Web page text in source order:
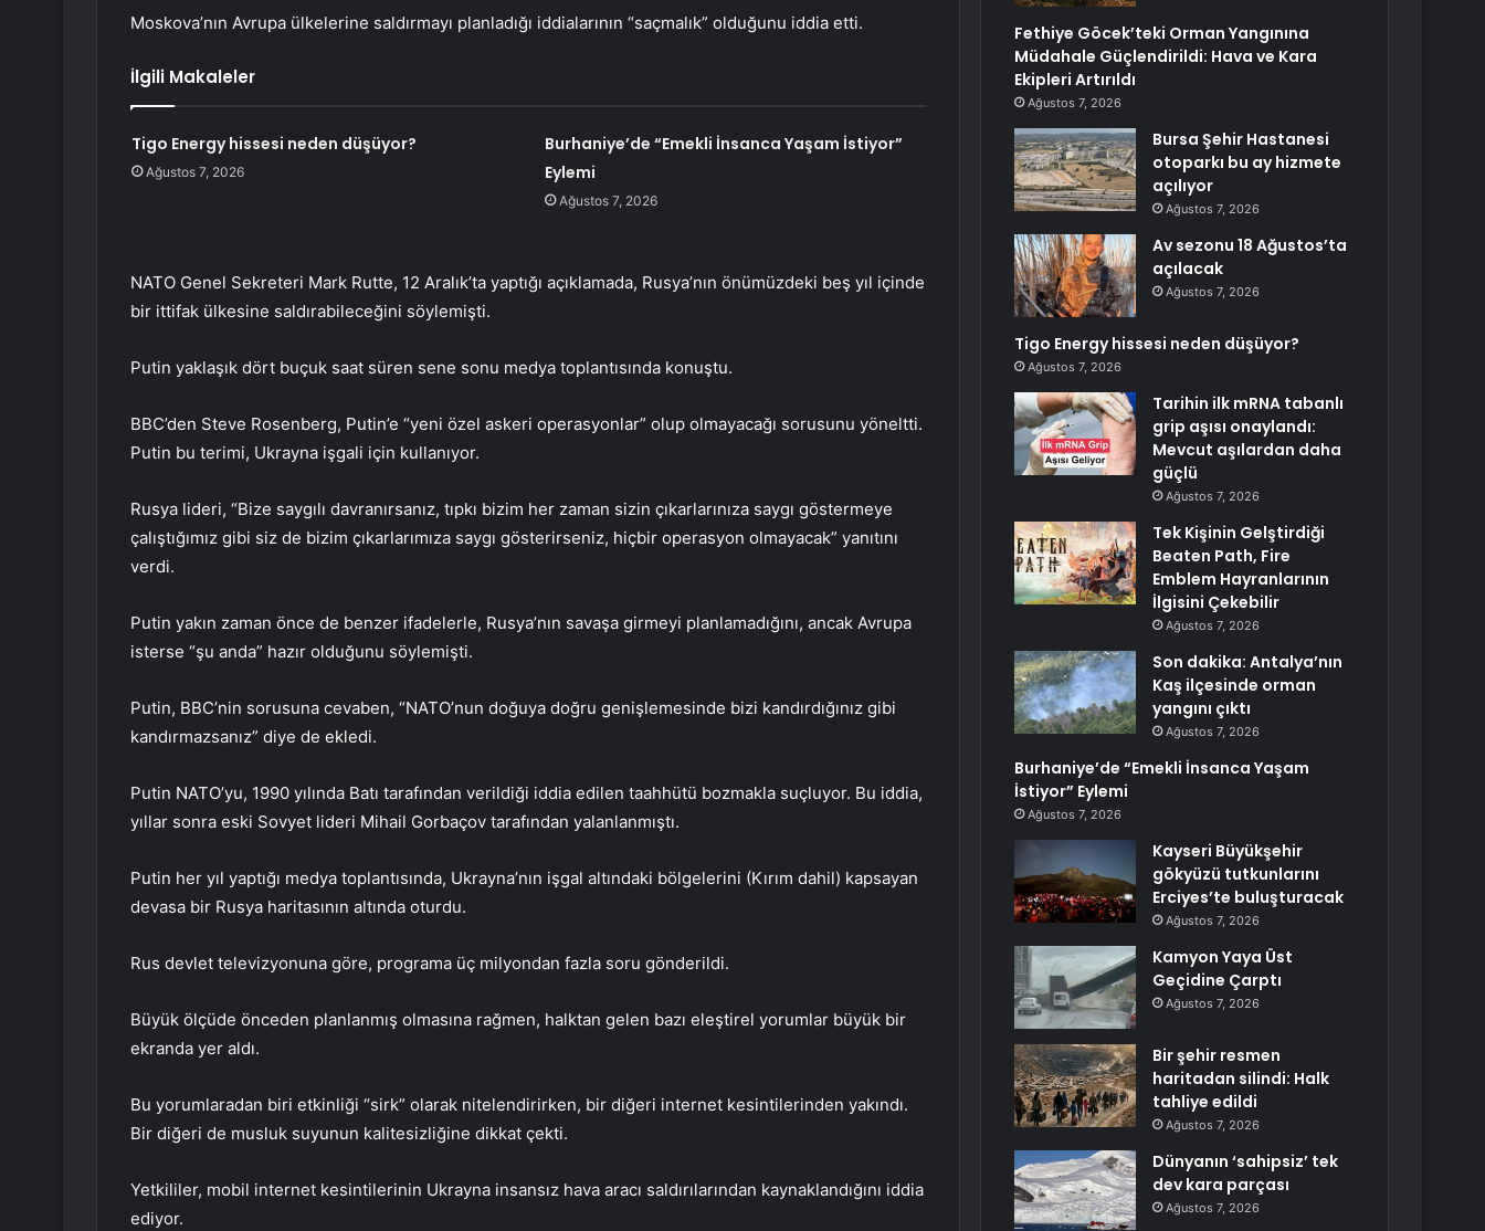
Moskova’nın Avrupa ülkelerine saldırmayı planladığı iddialarının “saçmalık” olduğunu iddia etti.
İlgili Makaleler
Tigo Energy hissesi neden düşüyor?
Ağustos 7, 2026
Burhaniye’de “Emekli İnsanca Yaşam İstiyor”
Eylemi
Ağustos 7, 2026
NATO Genel Sekreteri Mark Rutte, 12 Aralık’ta yaptığı açıklamada, Rusya’nın önümüzdeki beş yıl içinde
bir ittifak ülkesine saldırabileceğini söylemişti.
Putin yaklaşık dört buçuk saat süren sene sonu medya toplantısında konuştu.
BBC’den Steve Rosenberg, Putin’e “yeni özel askeri operasyonlar” olup olmayacağı sorusunu yöneltti.
Putin bu terimi, Ukrayna işgali için kullanıyor.
Rusya lideri, “Bize saygılı davranırsanız, tıpkı bizim her zaman sizin çıkarlarınıza saygı göstermeye
çalıştığımız gibi siz de bizim çıkarlarımıza saygı gösterirseniz, hiçbir operasyon olmayacak” yanıtını
verdi.
Putin yakın zaman önce de benzer ifadelerle, Rusya’nın savaşa girmeyi planlamadığını, ancak Avrupa
isterse “şu anda” hazır olduğunu söylemişti.
Putin, BBC’nin sorusuna cevaben, “NATO’nun doğuya doğru genişlemesinde bizi kandırdığınız gibi
kandırmazsanız” diye de ekledi.
Putin NATO’yu, 1990 yılında Batı tarafından verildiği iddia edilen taahhütü bozmakla suçluyor. Bu iddia,
yıllar sonra eski Sovyet lideri Mihail Gorbaçov tarafından yalanlanmıştı.
Putin her yıl yaptığı medya toplantısında, Ukrayna’nın işgal altındaki bölgelerini (Kırım dahil) kapsayan
devasa bir Rusya haritasının altında oturdu.
Rus devlet televizyonuna göre, programa üç milyondan fazla soru gönderildi.
Büyük ölçüde önceden planlanmış olmasına rağmen, halktan gelen bazı eleştirel yorumlar büyük bir
ekranda yer aldı.
Bu yorumlaradan biri etkinliği “sirk” olarak nitelendirirken, bir diğeri internet kesintilerinden yakındı.
Bir diğeri de musluk suyunun kalitesizliğine dikkat çekti.
Yetkililer, mobil internet kesintilerinin Ukrayna insansız hava aracı saldırılarından kaynaklandığını iddia
ediyor.
Fethiye Göcek’teki Orman Yangınına
Müdahale Güçlendirildi: Hava ve Kara
Ekipleri Artırıldı
Ağustos 7, 2026
Bursa Şehir Hastanesi
otoparkı bu ay hizmete
açılıyor
Ağustos 7, 2026
Av sezonu 18 Ağustos’ta
açılacak
Ağustos 7, 2026
Tigo Energy hissesi neden düşüyor?
Ağustos 7, 2026
Tarihin ilk mRNA tabanlı
grip aşısı onaylandı:
Mevcut aşılardan daha
güçlü
Ağustos 7, 2026
Tek Kişinin Gelştirdiği
Beaten Path, Fire
Emblem Hayranlarının
İlgisini Çekebilir
Ağustos 7, 2026
Son dakika: Antalya’nın
Kaş ilçesinde orman
yangını çıktı
Ağustos 7, 2026
Burhaniye’de “Emekli İnsanca Yaşam
İstiyor” Eylemi
Ağustos 7, 2026
Kayseri Büyükşehir
gökyüzü tutkunlarını
Erciyes’te buluşturacak
Ağustos 7, 2026
Kamyon Yaya Üst
Geçidine Çarptı
Ağustos 7, 2026
Bir şehir resmen
haritadan silindi: Halk
tahliye edildi
Ağustos 7, 2026
Dünyanın ‘sahipsiz’ tek
dev kara parçası
Ağustos 7, 2026